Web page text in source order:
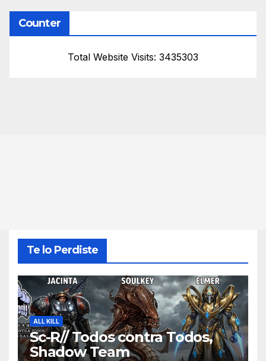
Counter
Total Website Visits: 3435303
Te lo Perdiste
ALL KILL
Sc-R// Todos contra Todos,
Shadow Team